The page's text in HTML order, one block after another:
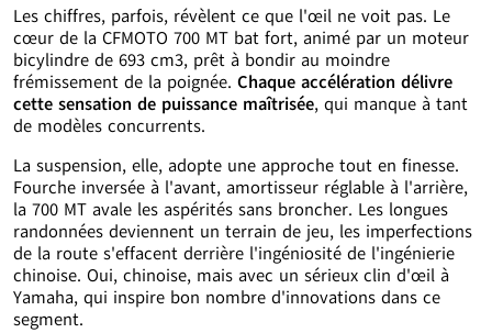
Les chiffres, parfois, révèlent ce que l'œil ne voit pas. Le
cœur de la CFMOTO 700 MT bat fort, animé par un moteur
bicylindre de 693 cm3, prêt à bondir au moindre
frémissement de la poignée. Chaque accélération délivre
cette sensation de puissance maîtrisée, qui manque à tant
de modèles concurrents.
La suspension, elle, adopte une approche tout en finesse.
Fourche inversée à l'avant, amortisseur réglable à l'arrière,
la 700 MT avale les aspérités sans broncher. Les longues
randonnées deviennent un terrain de jeu, les imperfections
de la route s'effacent derrière l'ingéniosité de l'ingénierie
chinoise. Oui, chinoise, mais avec un sérieux clin d'œil à
Yamaha, qui inspire bon nombre d'innovations dans ce
segment.